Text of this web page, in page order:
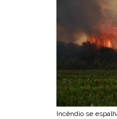
Incêndio se